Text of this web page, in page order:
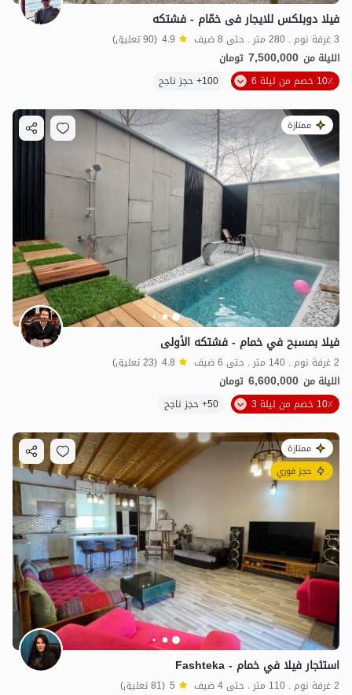
فیلا دوبلکس للایجار فی خمّام - فشتکه
3 غرفة نوم . 280 متر . حتى 8 ضيف 4.9 (90 تعليق)
الليلة من 7,500,000 تومان
10٪ خصم من ليلة 6
100+ حجز ناجح
ممتازة
فيلا بمسبح في خمام - فشتكه الأولى
2 غرفة نوم . 140 متر . حتى 6 ضيف 4.8 (23 تعليق)
الليلة من 6,600,000 تومان
10٪ خصم من ليلة 3
50+ حجز ناجح
ممتازة
حجز فوري
استئجار فيلا في خمام - Fashteka
2 غرفة نوم . 110 متر . حتى 4 ضيف 5 (81 تعليق)